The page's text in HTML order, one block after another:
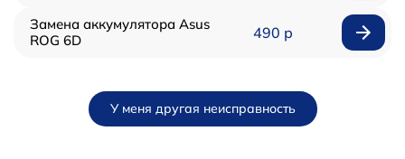
Замена аккумулятора Asus
ROG 6D
490 р
У меня другая неисправность